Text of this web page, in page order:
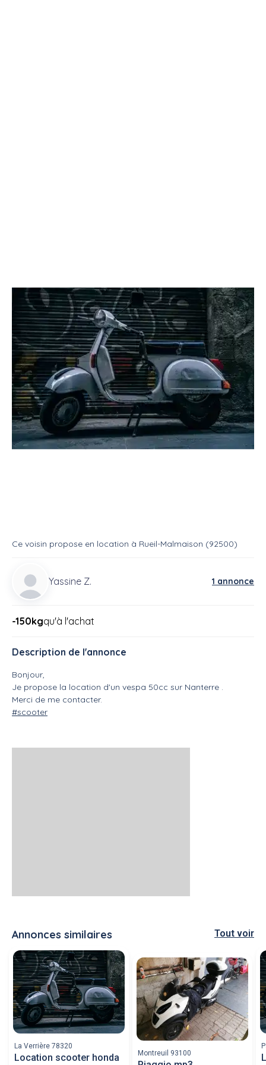
Location Véhicule Scooter
Vespa 50cc
Location Scooter
(Photo non contractuelle)
Ce voisin propose en location à Rueil-Malmaison (92500)
Yassine Z. 1 annonce
-150kgqu'à l'achat
Description de l'annonce
Bonjour,
Je propose la location d'un vespa 50cc sur Nanterre .
Merci de me contacter.
#scooter
Annonces similaires Tout voir
La Verrière 78320
Location scooter honda Montreuil 93100